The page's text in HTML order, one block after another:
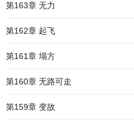
第163章 无力
第162章 起飞
第161章 塌方
第160章 无路可走
第159章 变故